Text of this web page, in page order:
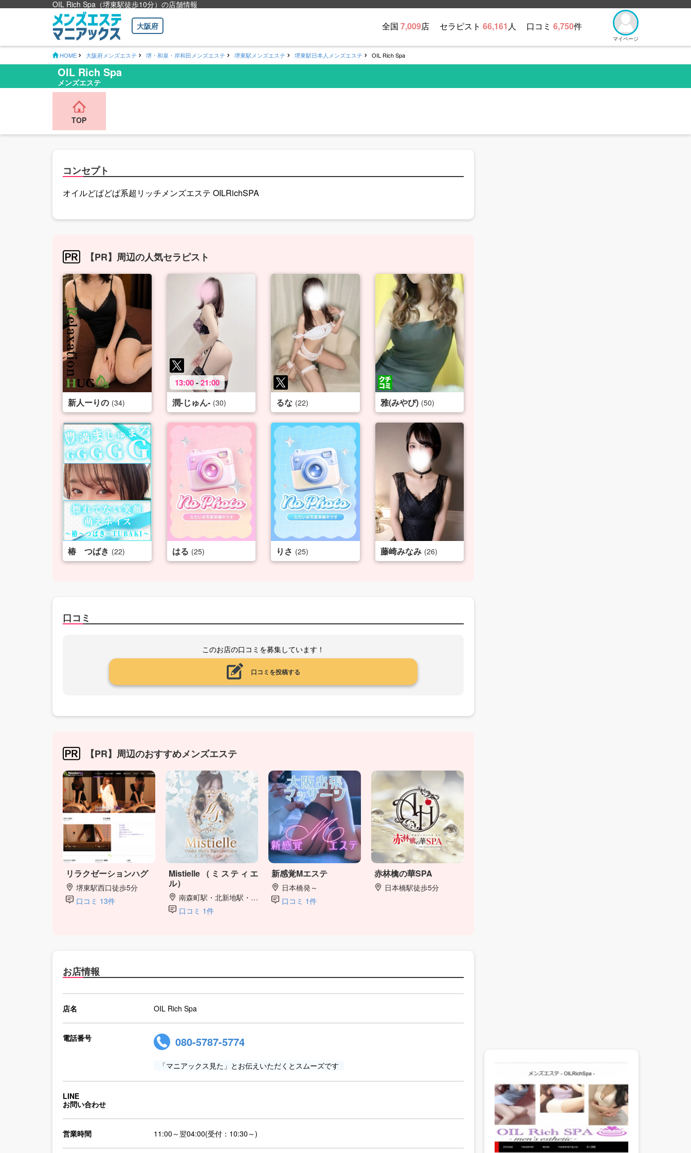
OIL Rich Spa（堺東駅徒歩10分）の店舗情報
大阪府 全国 7,009店 セラピスト 66,161 人 口コミ 6,750件
マイページ
HOME 大阪府メンズエステ 堺・和泉・岸和田メンズエステ 堺東駅メンズエステ 堺東駅日本人メンズエステ OIL Rich Spa
OIL Rich Spa
メンズエステ
TOP
コンセプト
オイルどぱどぱ系超リッチメンズエステ OILRichSPA
【PR】周辺の人気セラピスト
新人ーりの (34)
13:00 - 21:00
潤-じゅん- (30) るな (22) 雅(みやび) (50)
椿 つばき (22) はる (25) りさ (25) 藤崎みなみ (26)
口コミ
このお店の口コミを募集しています！
口コミを投稿する
【PR】周辺のおすすめメンズエステ
リラクゼーションハグ
堺東駅西口徒歩5分
口コミ 13件
Mistielle（ミスティエ
ル）
南森町駅・北新地駅・梅田駅
口コミ 1件
新感覚Mエステ
日本橋発～
口コミ 1件
赤林檎の華SPA
日本橋駅徒歩5分
お店情報
店名 OIL Rich Spa
電話番号 080-5787-5774
「マニアックス見た」とお伝えいただくとスムーズです
LINE
お問い合わせ
営業時間 11:00～翌04:00(受付：10:30～)